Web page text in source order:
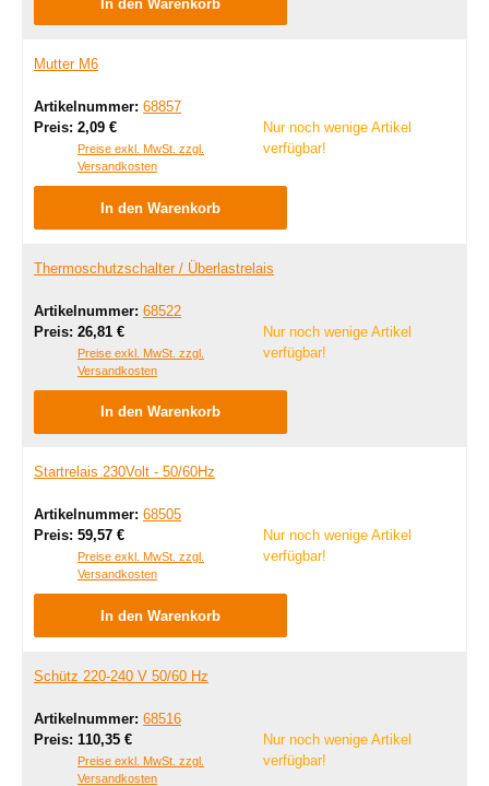
In den Warenkorb
Mutter M6
Artikelnummer: 68857
Preis: Regulärer Preis:
2,09 €
Preise exkl. MwSt. zzgl.
Versandkosten
Nur noch wenige Artikel
verfügbar!
In den Warenkorb
Thermoschutzschalter / Überlastrelais
Artikelnummer: 68522
Preis: Regulärer Preis:
26,81 €
Preise exkl. MwSt. zzgl.
Versandkosten
Nur noch wenige Artikel
verfügbar!
In den Warenkorb
Startrelais 230Volt - 50/60Hz
Artikelnummer: 68505
Preis: Regulärer Preis:
59,57 €
Preise exkl. MwSt. zzgl.
Versandkosten
Nur noch wenige Artikel
verfügbar!
In den Warenkorb
Schütz 220-240 V 50/60 Hz
Artikelnummer: 68516
Preis: Regulärer Preis:
110,35 €
Preise exkl. MwSt. zzgl.
Versandkosten
Nur noch wenige Artikel
verfügbar!